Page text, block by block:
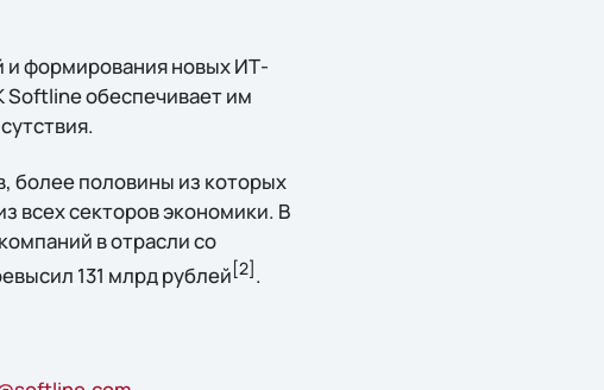
формирования новых ИТ-
Softline обеспечивает им
более половины из которых
всех секторов экономики. В
в отрасли со
131 млрд рублей [2] .